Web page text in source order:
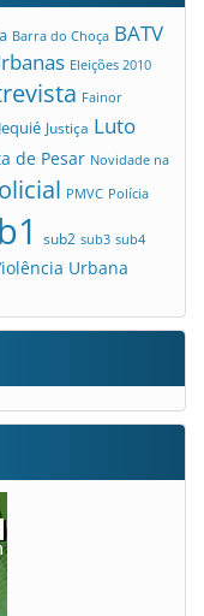
Barra do Choça BATV
Eleições 2010
Fainor
Jequié Justiça Luto
de Pesar Novidade na
PMVC Polícia
sub2 sub3 sub4
Urbana